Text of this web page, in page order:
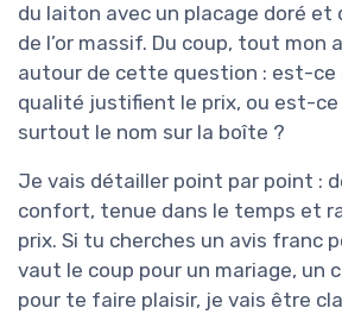
du laiton avec un placage doré et
de l’or massif. Du coup, tout mon
autour de cette question : est-ce
qualité justifient le prix, ou est-ce
surtout le nom sur la boîte ?
Je vais détailler point par point :
confort, tenue dans le temps et
prix. Si tu cherches un avis franc
vaut le coup pour un mariage, un
pour te faire plaisir, je vais être